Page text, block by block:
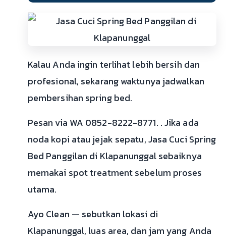
Kalau Anda ingin terlihat lebih bersih dan
profesional, sekarang waktunya jadwalkan
pembersihan spring bed.
Pesan via WA 0852-8222-8771. . Jika ada
noda kopi atau jejak sepatu, Jasa Cuci Spring
Bed Panggilan di Klapanunggal sebaiknya
memakai spot treatment sebelum proses
utama.
Ayo Clean — sebutkan lokasi di
Klapanunggal, luas area, dan jam yang Anda